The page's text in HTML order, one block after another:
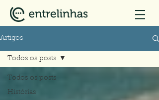
Artigos
Todos os posts
Histórias
Todos os posts